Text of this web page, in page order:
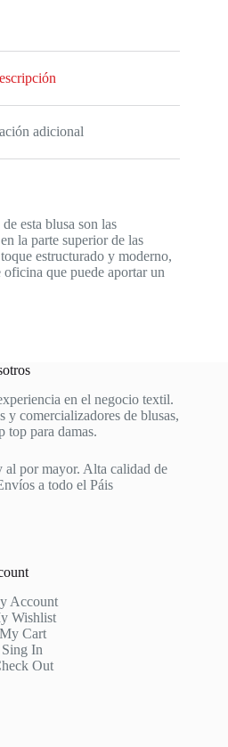
adicional
esta blusa son las
la parte superior de las
estructurado y moderno,
que puede aportar un
en el negocio textil.
y comercializadores de blusas,
top para damas.
al por mayor. Alta calidad de
a todo el Páis
Account
Wishlist
My Cart
Sing In
Out